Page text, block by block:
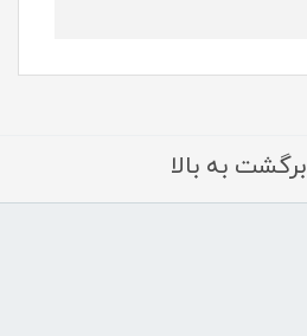
برگشت به بالا